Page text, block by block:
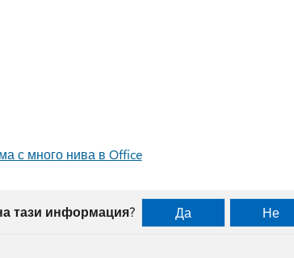
с много нива в Office
тази информация? Да Не